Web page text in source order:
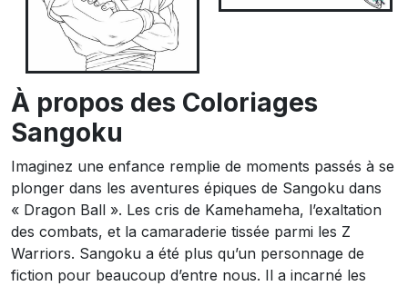
À propos des Coloriages
Sangoku
Imaginez une enfance remplie de moments passés à se
plonger dans les aventures épiques de Sangoku dans
« Dragon Ball ». Les cris de Kamehameha, l’exaltation
des combats, et la camaraderie tissée parmi les Z
Warriors. Sangoku a été plus qu’un personnage de
fiction pour beaucoup d’entre nous. Il a incarné les